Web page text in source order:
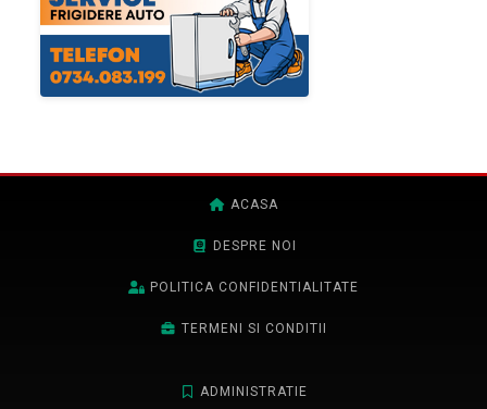
ACASA
DESPRE NOI
POLITICA CONFIDENTIALITATE
TERMENI SI CONDITII
ADMINISTRATIE